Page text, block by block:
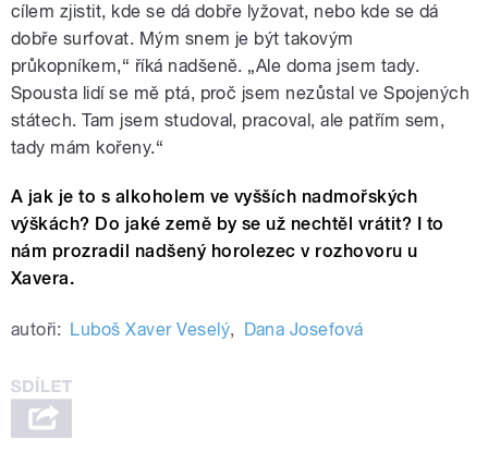
cílem zjistit, kde se dá dobře lyžovat, nebo kde se dá
dobře surfovat. Mým snem je být takovým
průkopníkem,“ říká nadšeně. „Ale doma jsem tady.
Spousta lidí se mě ptá, proč jsem nezůstal ve Spojených
státech. Tam jsem studoval, pracoval, ale patřím sem,
tady mám kořeny.“
A jak je to s alkoholem ve vyšších nadmořských
výškách? Do jaké země by se už nechtěl vrátit? I to
nám prozradil nadšený horolezec v rozhovoru u
Xavera.
autoři: Luboš Xaver Veselý, Dana Josefová